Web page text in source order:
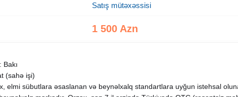
Satış mütəxəssisi
1 500 Azn
(sahə işi)
elmi sübutlara əsaslanan və beynəlxalq standartlara uyğun istehsal